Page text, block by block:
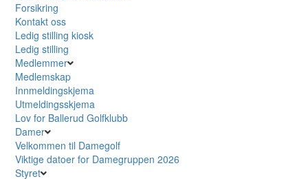
Forsikring
Kontakt oss
Ledig stilling kiosk
Ledig stilling
Medlemmer
Medlemskap
Innmeldingskjema
Utmeldingsskjema
Lov for Ballerud Golfklubb
Damer
Velkommen til Damegolf
Viktige datoer for Damegruppen 2026
Styret